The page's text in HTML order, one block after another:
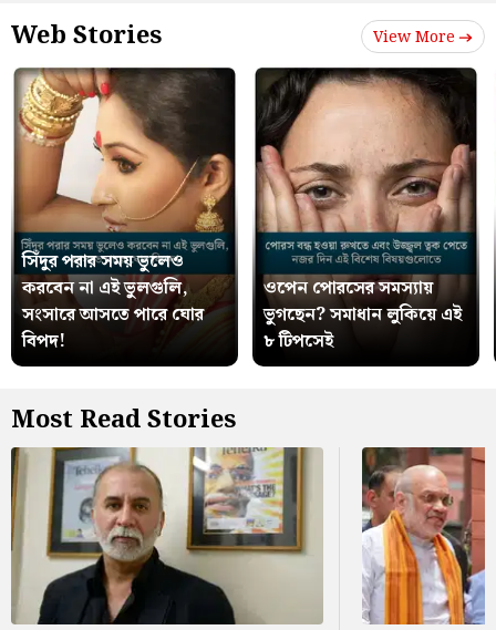
Web Stories View More
সিঁদুর পরার সময় ভুলেও
করবেন না এই ভুলগুলি,
সংসারে আসতে পারে ঘোর
বিপদ!
ওপেন পোরসের সমস্যায়
ভুগছেন? সমাধান লুকিয়ে এই
৮ টিপসেই
Most Read Stories